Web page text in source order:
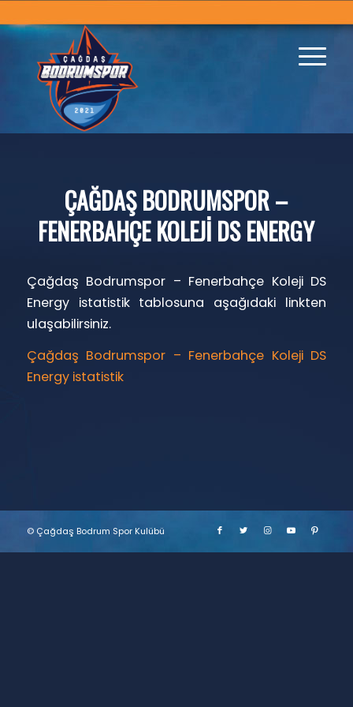
ÇAĞDAŞ BODRUMSPOR –
FENERBAHÇE KOLEJİ DS ENERGY
Çağdaş Bodrumspor – Fenerbahçe Koleji DS
Energy istatistik tablosuna aşağıdaki linkten
ulaşabilirsiniz.
Çağdaş Bodrumspor – Fenerbahçe Koleji DS
Energy istatistik
© Çağdaş Bodrum Spor Kulübü